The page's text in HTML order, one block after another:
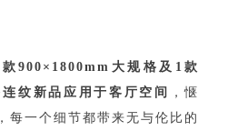
款900 × 1800mm 大规 格及 1 款
连 纹 新品 应 用于 客 厅 空 间 ，惬
，每一个细节都带来无与伦 比 的